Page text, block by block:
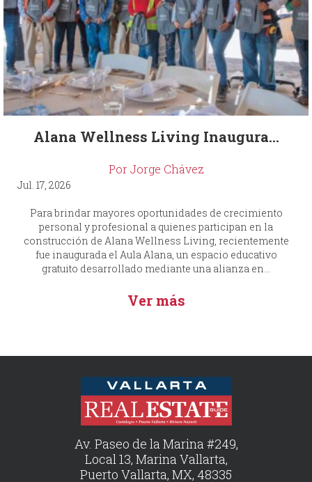
Alana Wellness Living Inaugura...
Por Jorge Chávez
Jul. 17, 2026
Para brindar mayores oportunidades de crecimiento
personal y profesional a quienes participan en la
construcción de Alana Wellness Living, recientemente
fue inaugurada el Aula Alana, un espacio educativo
gratuito desarrollado mediante una alianza en...
Ver más
Av. Paseo de la Marina #249,
Local 13, Marina Vallarta,
Puerto Vallarta, MX, 48335